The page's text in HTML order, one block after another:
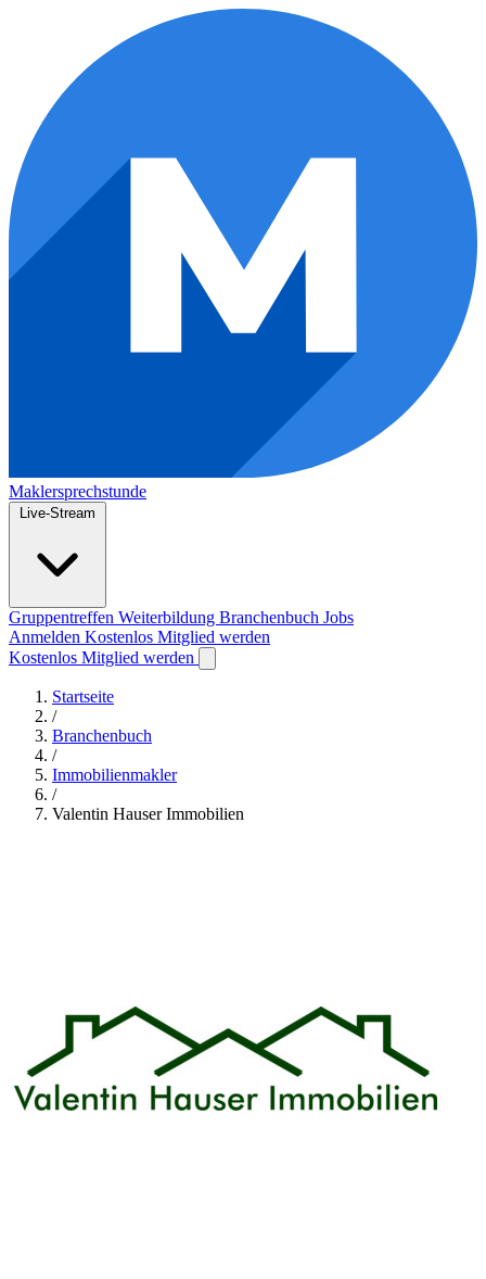
Maklersprechstunde
Live-Stream
Gruppentreffen Weiterbildung Branchenbuch Jobs
Anmelden Kostenlos Mitglied werden
Kostenlos Mitglied werden
Startseite
/
Branchenbuch
/
Immobilienmakler
/
Valentin Hauser Immobilien